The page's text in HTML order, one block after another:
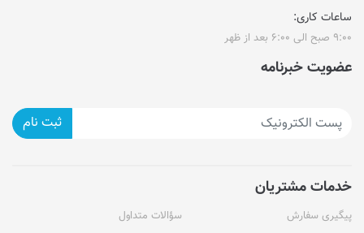
ساعات کاری:
۹:۰۰ صبح الی ۶:۰۰ بعد از ظهر
عضویت خبرنامه
ثبت نام
خدمات مشتریان
پیگیری سفارش سؤالات متداول